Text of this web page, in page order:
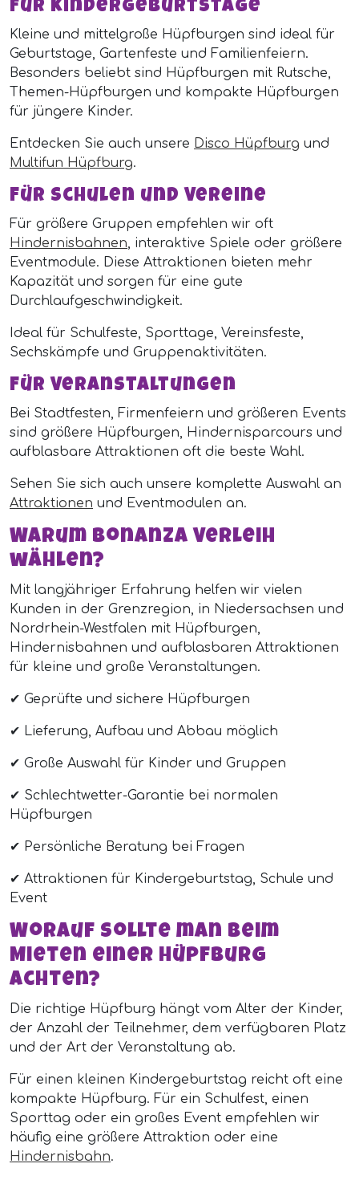
Für Kindergeburtstage
Kleine und mittelgroße Hüpfburgen sind ideal für
Geburtstage, Gartenfeste und Familienfeiern.
Besonders beliebt sind Hüpfburgen mit Rutsche,
Themen-Hüpfburgen und kompakte Hüpfburgen
für jüngere Kinder.
Entdecken Sie auch unsere Disco Hüpfburg und
Multifun Hüpfburg.
Für Schulen und Vereine
Für größere Gruppen empfehlen wir oft
Hindernisbahnen, interaktive Spiele oder größere
Eventmodule. Diese Attraktionen bieten mehr
Kapazität und sorgen für eine gute
Durchlaufgeschwindigkeit.
Ideal für Schulfeste, Sporttage, Vereinsfeste,
Sechskämpfe und Gruppenaktivitäten.
Für Veranstaltungen
Bei Stadtfesten, Firmenfeiern und größeren Events
sind größere Hüpfburgen, Hindernisparcours und
aufblasbare Attraktionen oft die beste Wahl.
Sehen Sie sich auch unsere komplette Auswahl an
Attraktionen und Eventmodulen an.
Warum Bonanza Verleih
wählen?
Mit langjähriger Erfahrung helfen wir vielen
Kunden in der Grenzregion, in Niedersachsen und
Nordrhein-Westfalen mit Hüpfburgen,
Hindernisbahnen und aufblasbaren Attraktionen
für kleine und große Veranstaltungen.
✔ Geprüfte und sichere Hüpfburgen
✔ Lieferung, Aufbau und Abbau möglich
✔ Große Auswahl für Kinder und Gruppen
✔ Schlechtwetter-Garantie bei normalen
Hüpfburgen
✔ Persönliche Beratung bei Fragen
✔ Attraktionen für Kindergeburtstag, Schule und
Event
Worauf sollte man beim
Mieten einer Hüpfburg
achten?
Die richtige Hüpfburg hängt vom Alter der Kinder,
der Anzahl der Teilnehmer, dem verfügbaren Platz
und der Art der Veranstaltung ab.
Für einen kleinen Kindergeburtstag reicht oft eine
kompakte Hüpfburg. Für ein Schulfest, einen
Sporttag oder ein großes Event empfehlen wir
häufig eine größere Attraktion oder eine
Hindernisbahn.